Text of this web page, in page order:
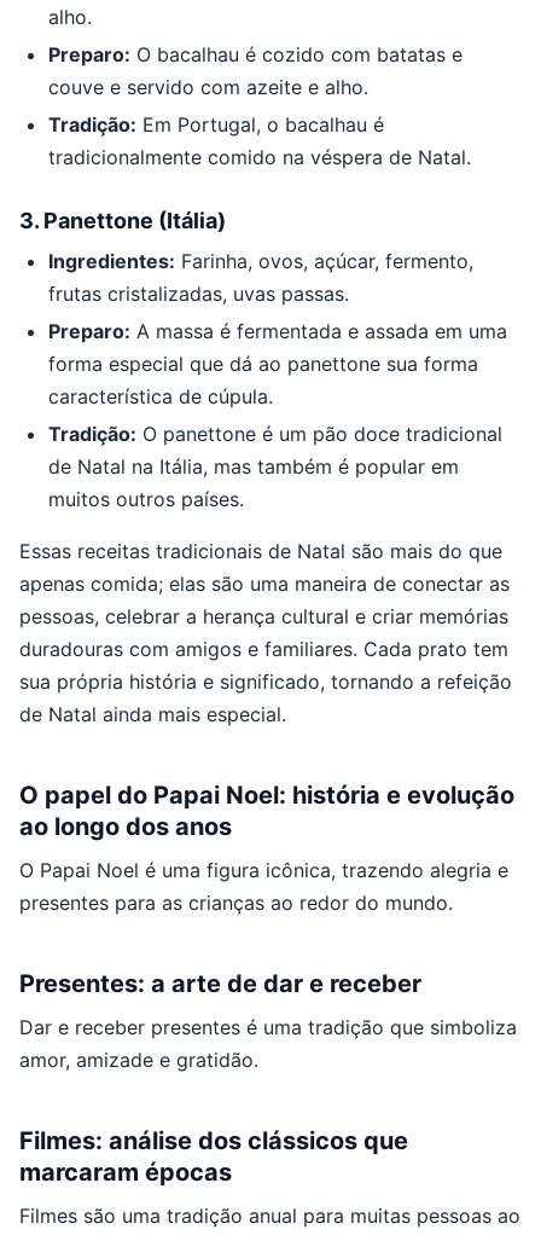
alho.
Preparo: O bacalhau é cozido com batatas e
couve e servido com azeite e alho.
Tradição: Em Portugal, o bacalhau é
tradicionalmente comido na véspera de Natal.
3. Panettone (Itália)
Ingredientes: Farinha, ovos, açúcar, fermento,
frutas cristalizadas, uvas passas.
Preparo: A massa é fermentada e assada em uma
forma especial que dá ao panettone sua forma
característica de cúpula.
Tradição: O panettone é um pão doce tradicional
de Natal na Itália, mas também é popular em
muitos outros países.
Essas receitas tradicionais de Natal são mais do que
apenas comida; elas são uma maneira de conectar as
pessoas, celebrar a herança cultural e criar memórias
duradouras com amigos e familiares. Cada prato tem
sua própria história e significado, tornando a refeição
de Natal ainda mais especial.
O papel do Papai Noel: história e evolução
ao longo dos anos
O Papai Noel é uma figura icônica, trazendo alegria e
presentes para as crianças ao redor do mundo.
Presentes: a arte de dar e receber
Dar e receber presentes é uma tradição que simboliza
amor, amizade e gratidão.
Filmes: análise dos clássicos que
marcaram épocas
Filmes são uma tradição anual para muitas pessoas ao